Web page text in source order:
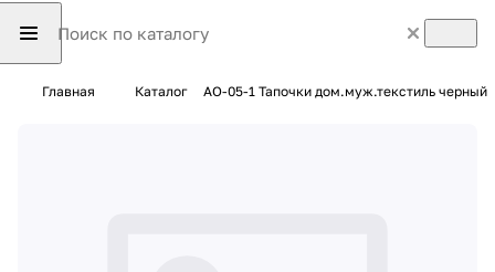
Главная Каталог AO-05-1 Тапочки дом.муж.текстиль черный